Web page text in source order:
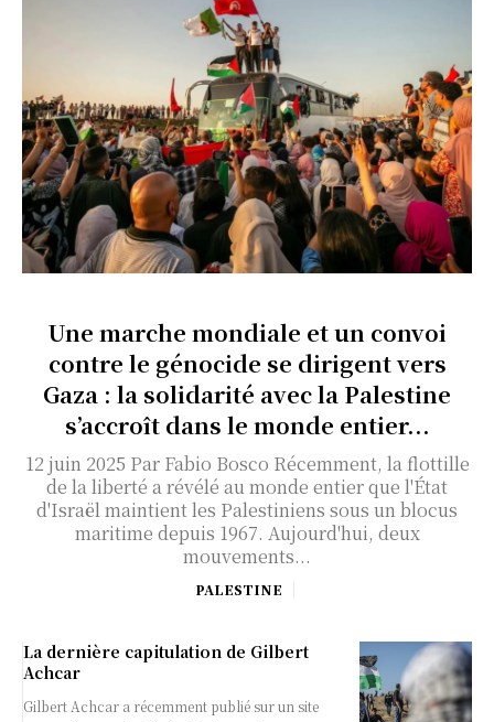
Une marche mondiale et un convoi
contre le génocide se dirigent vers
Gaza : la solidarité avec la Palestine
s’accroît dans le monde entier...
12 juin 2025 Par Fabio Bosco Récemment, la flottille
de la liberté a révélé au monde entier que l'État
d'Israël maintient les Palestiniens sous un blocus
maritime depuis 1967. Aujourd'hui, deux
mouvements...
PALESTINE
La dernière capitulation de Gilbert
Achcar
Gilbert Achcar a récemment publié sur un site